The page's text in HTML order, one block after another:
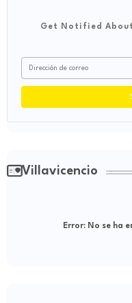
Get Notified
Villavicencio
Error:No se ha